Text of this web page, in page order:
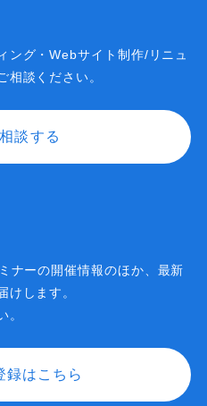
ング・Webサイト制作/ リニュ
相談ください。
談する
ナーの開催情報のほか、 最新
けします。
。
録はこちら